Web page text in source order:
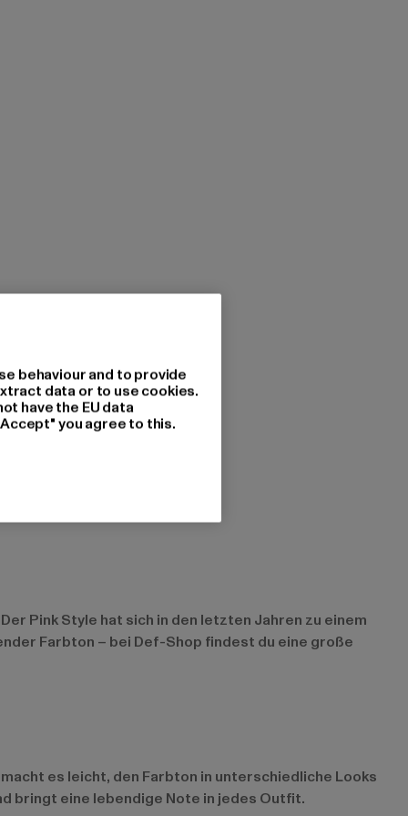
Pink Style hat sich in den letzten Jahren zu einem
Farbton – bei Def-Shop findest du eine große
es leicht, den Farbton in unterschiedliche Looks
bringt eine lebendige Note in jedes Outfit.
behaviour and to provide
data or to use cookies.
have the EU data
you agree to this.